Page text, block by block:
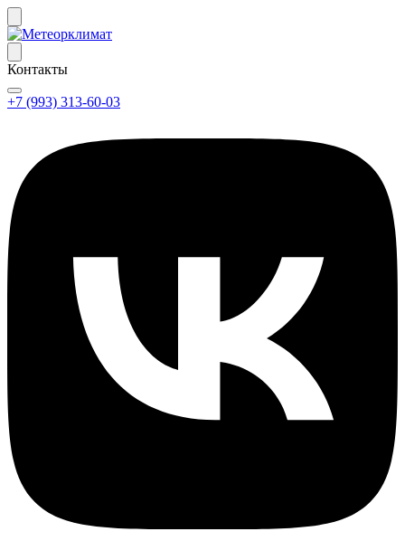
Контакты
+7 (993) 313-60-03